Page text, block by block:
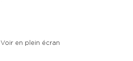
Voir en plein écran